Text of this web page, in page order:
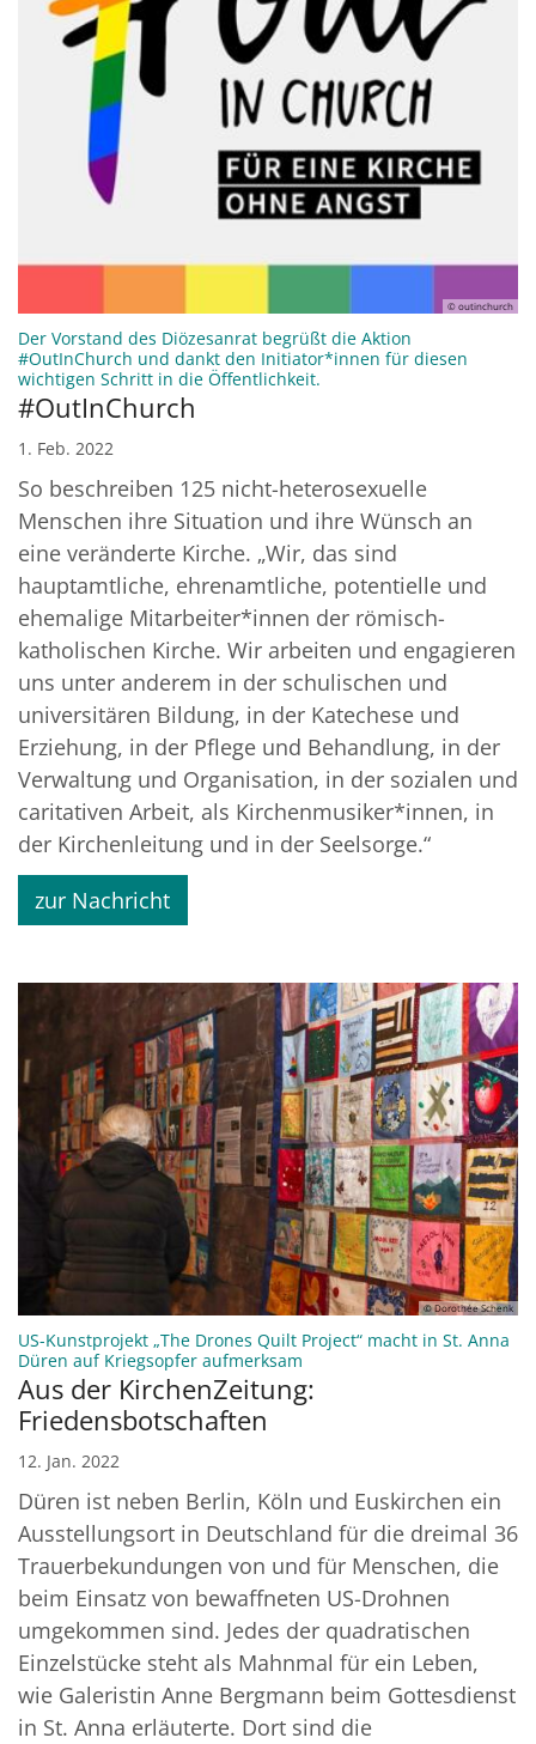
© outinchurch
Der Vorstand des Diözesanrat begrüßt die Aktion
#OutInChurch und dankt den Initiator*innen für diesen
wichtigen Schritt in die Öffentlichkeit.
#OutInChurch
1. Feb. 2022
So beschreiben 125 nicht-heterosexuelle
Menschen ihre Situation und ihre Wünsch an
eine veränderte Kirche. „Wir, das sind
hauptamtliche, ehrenamtliche, potentielle und
ehemalige Mitarbeiter*innen der römisch-
katholischen Kirche. Wir arbeiten und engagieren
uns unter anderem in der schulischen und
universitären Bildung, in der Katechese und
Erziehung, in der Pflege und Behandlung, in der
Verwaltung und Organisation, in der sozialen und
caritativen Arbeit, als Kirchenmusiker*innen, in
der Kirchenleitung und in der Seelsorge.“
zur Nachricht
© Dorothée Schenk
US-Kunstprojekt „The Drones Quilt Project“ macht in St. Anna
Düren auf Kriegsopfer aufmerksam
Aus der KirchenZeitung:
Friedensbotschaften
12. Jan. 2022
Düren ist neben Berlin, Köln und Euskirchen ein
Ausstellungsort in Deutschland für die dreimal 36
Trauerbekundungen von und für Menschen, die
beim Einsatz von bewaffneten US-Drohnen
umgekommen sind. Jedes der quadratischen
Einzelstücke steht als Mahnmal für ein Leben,
wie Galeristin Anne Bergmann beim Gottesdienst
in St. Anna erläuterte. Dort sind die